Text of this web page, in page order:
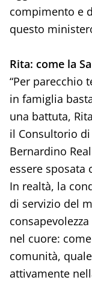
compimento e
questo
Rita: come la
“Per parecchio
in famiglia
una battuta,
il Consultorio
Bernardino
essere sposata
In realtà, la
di servizio del
nel cuore:
comunità,
attivamente